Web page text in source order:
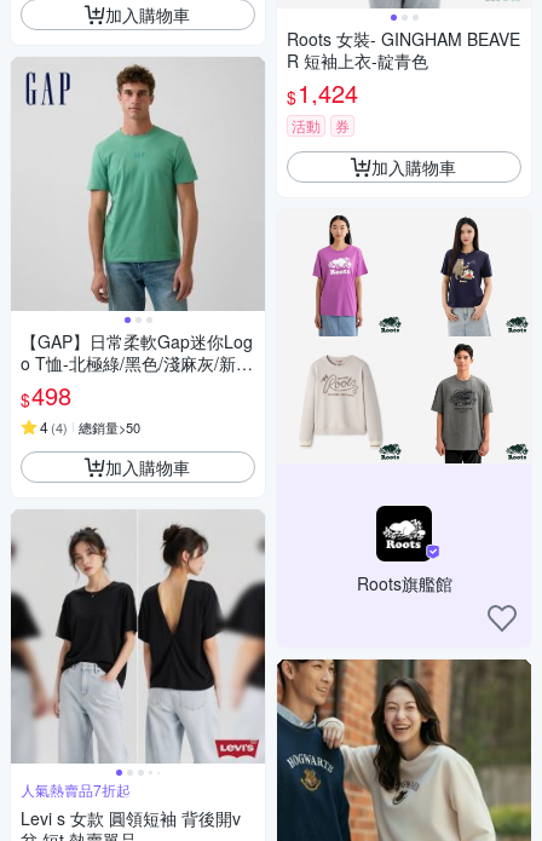
加入購物車
【GAP】日常柔軟Gap迷你Log
o T恤-北極綠/黑色/淺麻灰/新款
深藍/藍色/粉色(799323)
$498
4(4) 總銷量>50
加入購物車
人氣熱賣品7折起
Levi s 女款 圓領短袖 背後開v
Roots 女裝- GINGHAM BEAVE
R 短袖上衣-靛青色
$1,424
活動 券
加入購物車
Roots旗艦館